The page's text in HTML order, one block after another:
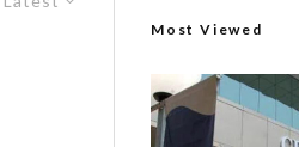
Most Viewed